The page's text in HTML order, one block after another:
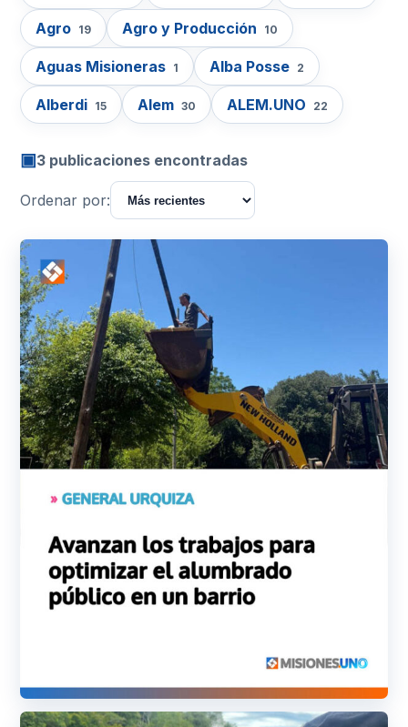
Agro 19 Agro y Producción 10
Aguas Misioneras 1 Alba Posse 2
Alberdi 15 Alem 30 ALEM.UNO 22
▣3 publicaciones encontradas
Ordenar por: